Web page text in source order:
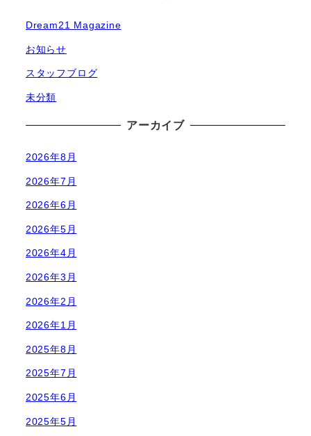
Dream21 Magazine
お知らせ
スタッフブログ
未分類
アーカイブ
2026年8月
2026年7月
2026年6月
2026年5月
2026年4月
2026年3月
2026年2月
2026年1月
2025年8月
2025年7月
2025年6月
2025年5月